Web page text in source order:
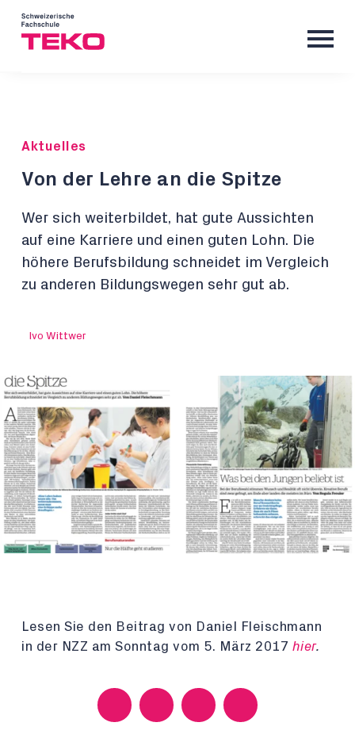
Aktuelles
Von der Lehre an die Spitze
Wer sich weiterbildet, hat gute Aussichten
auf eine Karriere und einen guten Lohn. Die
höhere Berufsbildung schneidet im Vergleich
zu anderen Bildungswegen sehr gut ab.
Ivo Wittwer
Lesen Sie den Beitrag von Daniel Fleischmann
in der NZZ am Sonntag vom 5. März 2017 hier.